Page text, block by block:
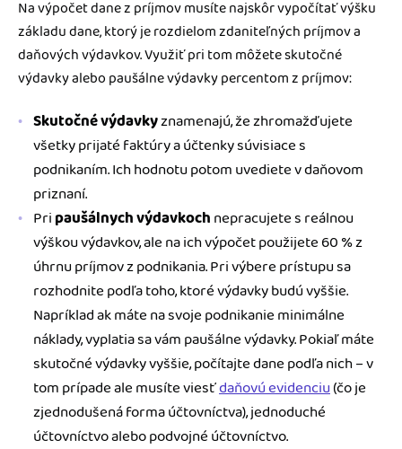
Na výpočet dane z príjmov musíte najskôr vypočítať výšku
základu dane, ktorý je rozdielom zdaniteľných príjmov a
daňových výdavkov. Využiť pri tom môžete skutočné
výdavky alebo paušálne výdavky percentom z príjmov:
Skutočné výdavkyznamenajú, že zhromažďujete
všetky prijaté faktúry a účtenky súvisiace s
podnikaním. Ich hodnotu potom uvediete v daňovom
priznaní.
Pripaušálnych výdavkochnepracujete s reálnou
výškou výdavkov, ale na ich výpočet použijete 60 % z
úhrnu príjmov z podnikania. Pri výbere prístupu sa
rozhodnite podľa toho, ktoré výdavky budú vyššie.
Napríklad ak máte na svoje podnikanie minimálne
náklady, vyplatia sa vám paušálne výdavky. Pokiaľ máte
skutočné výdavky vyššie, počítajte dane podľa nich – v
tom prípade ale musíte viesťdaňovú evidenciu(čo je
zjednodušená forma účtovníctva), jednoduché
účtovníctvo alebo podvojné účtovníctvo.